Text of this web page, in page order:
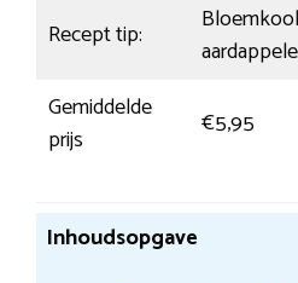
Recept tip:
Gemiddelde
prijs
€5,95
Inhoudsopgave